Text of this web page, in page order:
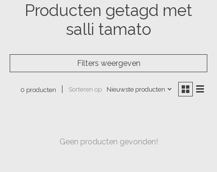
Producten getagd met
salli tamato
Filters weergeven
0 producten Sorteren op Nieuwste producten
Geen producten gevonden!